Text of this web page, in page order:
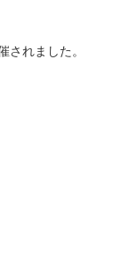
れました。